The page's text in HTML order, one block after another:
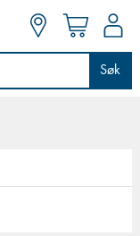
Søk